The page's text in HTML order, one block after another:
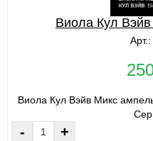
Виола Кул
Виола Кул Вэйв Микс
- +